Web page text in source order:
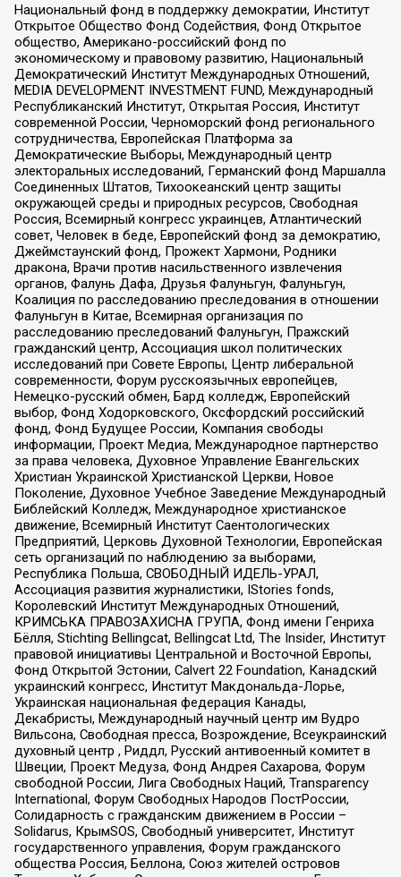
Национальный фонд в поддержку демократии, Институт
Открытое Общество Фонд Содействия, Фонд Открытое
общество, Американо-российский фонд по
экономическому и правовому развитию, Национальный
Демократический Институт Международных Отношений,
MEDIA DEVELOPMENT INVESTMENT FUND, Международный
Республиканский Институт, Открытая Россия, Институт
современной России, Черноморский фонд регионального
сотрудничества, Европейская Платформа за
Демократические Выборы, Международный центр
электоральных исследований, Германский фонд Маршалла
Соединенных Штатов, Тихоокеанский центр защиты
окружающей среды и природных ресурсов, Свободная
Россия, Всемирный конгресс украинцев, Атлантический
совет, Человек в беде, Европейский фонд за демократию,
Джеймстаунский фонд, Прожект Хармони, Родники
дракона, Врачи против насильственного извлечения
органов, Фалунь Дафа, Друзья Фалуньгун, Фалуньгун,
Коалиция по расследованию преследования в отношении
Фалуньгун в Китае, Всемирная организация по
расследованию преследований Фалуньгун, Пражский
гражданский центр, Ассоциация школ политических
исследований при Совете Европы, Центр либеральной
современности, Форум русскоязычных европейцев,
Немецко-русский обмен, Бард колледж, Европейский
выбор, Фонд Ходорковского, Оксфордский российский
фонд, Фонд Будущее России, Компания свободы
информации, Проект Медиа, Международное партнерство
за права человека, Духовное Управление Евангельских
Христиан Украинской Христианской Церкви, Новое
Поколение, Духовное Учебное Заведение Международный
Библейский Колледж, Международное христианское
движение, Всемирный Институт Саентологических
Предприятий, Церковь Духовной Технологии, Европейская
сеть организаций по наблюдению за выборами,
Республика Польша, СВОБОДНЫЙ ИДЕЛЬ-УРАЛ,
Ассоциация развития журналистики, IStories fonds,
Королевский Институт Международных Отношений,
КРИМСЬКА ПРАВОЗАХИСНА ГРУПА, Фонд имени Генриха
Бёлля, Stichting Bellingcat, Bellingcat Ltd, The Insider, Институт
правовой инициативы Центральной и Восточной Европы,
Фонд Открытой Эстонии, Calvert 22 Foundation, Канадский
украинский конгресс, Институт Макдональда-Лорье,
Украинская национальная федерация Канады,
Декабристы, Международный научный центр им Вудро
Вильсона, Свободная пресса, Возрождение, Всеукраинский
духовный центр , Риддл, Русский антивоенный комитет в
Швеции, Проект Медуза, Фонд Андрея Сахарова, Форум
свободной России, Лига Свободных Наций, Transparеncy
International, Форум Свободных Народов ПостРоссии,
Солидарность с гражданским движением в России –
Solidarus, КрымSOS, Свободный университет, Институт
государственного управления, Форум гражданского
общества Россия, Беллона, Союз жителей островов